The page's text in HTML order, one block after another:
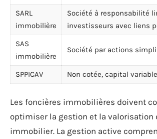
SARL
immobilière
Société à responsabilité
investisseurs avec liens
SAS
immobilière
Société par actions
SPPICAV Non cotée, capital
Les foncières immobilières doivent
optimiser la gestion et la valorisation
immobilier. La gestion active